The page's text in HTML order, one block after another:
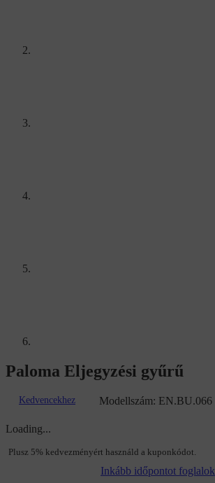
Paloma Eljegyzési gyűrű
Modellszám: EN.BU.066
Kedvencekhez
Loading...
Plusz 5% kedvezményért használd a kuponkódot.
Inkább időpontot foglalok